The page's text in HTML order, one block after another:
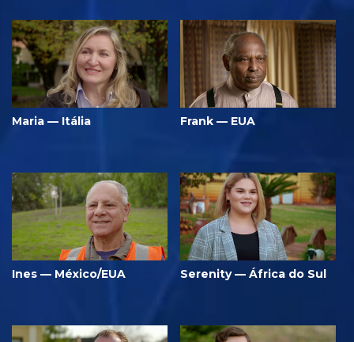
Maria — Itália Frank — EUA
Ines — México/EUA Serenity — África do Sul